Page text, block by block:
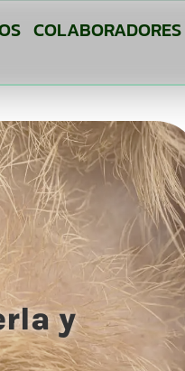
COLABORADORES
y